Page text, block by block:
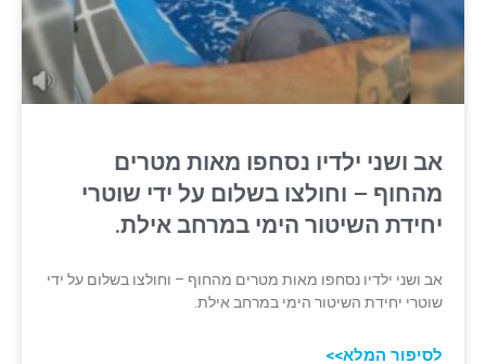
אב ושני ילדיו נסחפו מאות מטרים
מהחוף – וחולצו בשלום על ידי שוטרי
יחידת השיטור הימי במרחב אילת.
אב ושני ילדיו נסחפו מאות מטרים מהחוף – וחולצו בשלום על ידי
שוטרי יחידת השיטור הימי במרחב אילת.
לסיפור המלא>>